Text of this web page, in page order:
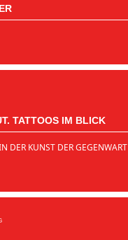
TATTOOS IM BLICK
DER KUNST DER GEGENWART